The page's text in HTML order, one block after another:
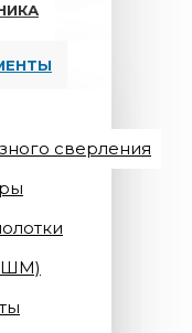
сверления